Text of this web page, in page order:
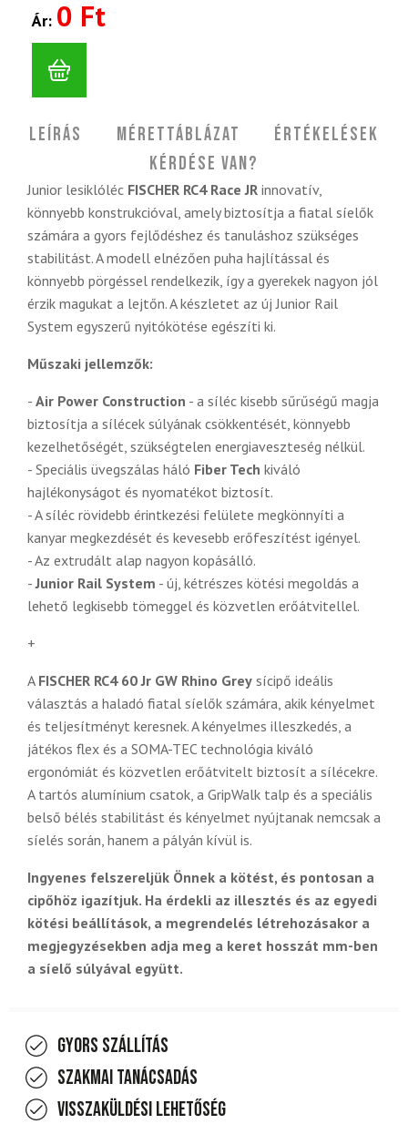
Ár: 0 Ft
Leírás Mérettáblázat
Értékelések
Kérdése van?
Junior lesiklóléc FISCHER RC4 Race JR innovatív,
könnyebb konstrukcióval, amely biztosítja a fiatal síelők
számára a gyors fejlődéshez és tanuláshoz szükséges
stabilitást. A modell elnézően puha hajlítással és
könnyebb pörgéssel rendelkezik, így a gyerekek nagyon jól
érzik magukat a lejtőn. A készletet az új Junior Rail
System egyszerű nyitókötése egészíti ki.
Műszaki jellemzők:
- Air Power Construction - a síléc kisebb sűrűségű magja
biztosítja a sílécek súlyának csökkentését, könnyebb
kezelhetőségét, szükségtelen energiaveszteség nélkül.
- Speciális üvegszálas háló Fiber Tech kiváló
hajlékonyságot és nyomatékot biztosít.
- A síléc rövidebb érintkezési felülete megkönnyíti a
kanyar megkezdését és kevesebb erőfeszítést igényel.
- Az extrudált alap nagyon kopásálló.
-Junior Rail System - új, kétrészes kötési megoldás a
lehető legkisebb tömeggel és közvetlen erőátvitellel.
+
A FISCHER RC4 60 Jr GW Rhino Grey sícipő ideális
választás a haladó fiatal síelők számára, akik kényelmet
és teljesítményt keresnek. A kényelmes illeszkedés, a
játékos flex és a SOMA-TEC technológia kiváló
ergonómiát és közvetlen erőátvitelt biztosít a sílécekre.
A tartós alumínium csatok, a GripWalk talp és a speciális
belső bélés stabilitást és kényelmet nyújtanak nemcsak a
síelés során, hanem a pályán kívül is.
Ingyenes felszereljük Önnek a kötést, és pontosan a
cipőhöz igazítjuk. Ha érdekli az illesztés és az egyedi
kötési beállítások, a megrendelés létrehozásakor a
megjegyzésekben adja meg a keret hosszát mm-ben
a síelő súlyával együtt.
Gyors szállítás
Szakmai tanácsadás
Visszaküldési lehetőség